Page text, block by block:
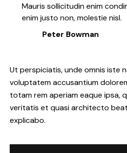
Mauris sollicitudin enim
enim justo non, molestie nisl.
Peter Bowman
Ut perspiciatis, unde omnis iste
voluptatem accusantium
totam rem aperiam eaque ipsa,
veritatis et quasi architecto
explicabo.